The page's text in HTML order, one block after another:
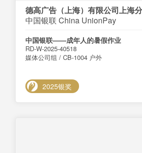
中国银联 China UnionPay
中国银联——成年人的暑假作业
RD-W-2025-40518
媒体公司组 / CB-1004 户外
2025银奖